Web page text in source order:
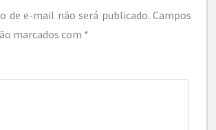
de e-mail não será publicado. Campos
marcados com *